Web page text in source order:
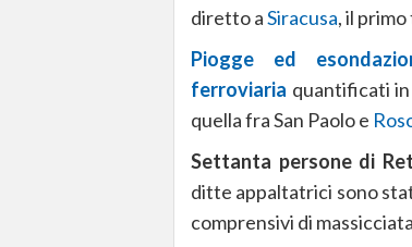
diretto aSiracusa, il
Piogge ed
ferroviaria quantificati
quella fra San Paolo e
Settanta persone di
ditte appaltatrici sono
comprensivi di